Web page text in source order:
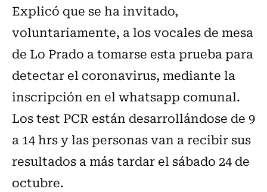
Explicó que se ha invitado,
voluntariamente, a los vocales de mesa
de Lo Prado a tomarse esta prueba para
detectar el coronavirus, mediante la
inscripción en el whatsapp comunal.
Los test PCR están desarrollándose de 9
a 14 hrs y las personas van a recibir sus
resultados a más tardar el sábado 24 de
octubre.